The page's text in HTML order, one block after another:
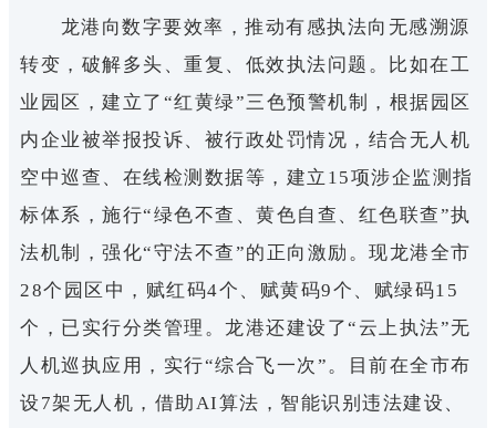
龙港向数字要效率，推动有感执法向无感溯源
转变，破解多头、重复、低效执法问题。比如在工
业园区，建立了“红黄绿”三色预警机制，根据园区
内企业被举报投诉、被行政处罚情况，结合无人机
空中巡查、在线检测数据等，建立15项涉企监测指
标体系，施行“绿色不查、黄色自查、红色联查”执
法机制，强化“守法不查”的正向激励。现龙港全市
28个园区中，赋红码4个、赋黄码9个、赋绿码15
个，已实行分类管理。 龙港还建设了“云上执法”无
人机巡执应用，实行“综合飞一次”。
目前在全市布
设7架无人机，借助AI算法，智能识别违法建设、